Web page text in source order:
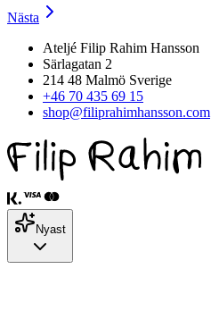
Nästa
Ateljé Filip Rahim Hansson
Särlagatan 2
214 48 Malmö Sverige
+46 70 435 69 15
shop@filiprahimhansson.com
Nyast